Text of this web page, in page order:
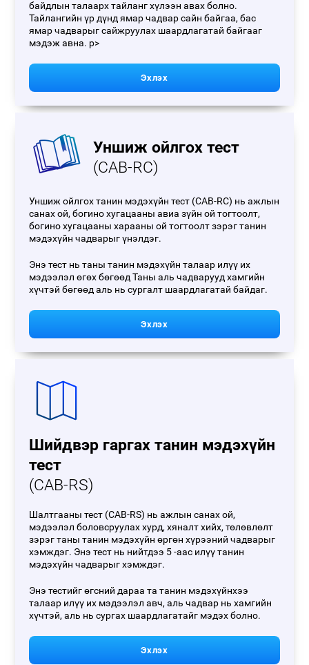
байдлын талаарх тайланг хүлээн авах болно.
Тайлангийн үр дүнд ямар чадвар сайн байгаа, бас
ямар чадварыг сайжруулах шаардлагатай байгааг
мэдэж авна. p>
Эхлэх
Уншиж ойлгох тест
(CAB-RC)
Уншиж ойлгох танин мэдэхүйн тест (CAB-RC) нь ажлын
санах ой, богино хугацааны авиа зүйн ой тогтоолт,
богино хугацааны харааны ой тогтоолт зэрэг танин
мэдэхүйн чадварыг үнэлдэг.
Энэ тест нь таны танин мэдэхүйн талаар илүү их
мэдээлэл өгөх бөгөөд Таны аль чадварууд хамгийн
хүчтэй бөгөөд аль нь сургалт шаардлагатай байдаг.
Эхлэх
Шийдвэр гаргах танин мэдэхүйн
тест
(CAB-RS)
Шалтгааны тест (CAB-RS) нь ажлын санах ой,
мэдээлэл боловсруулах хурд, хяналт хийх, төлөвлөлт
зэрэг таны танин мэдэхүйн өргөн хүрээний чадварыг
хэмждэг. Энэ тест нь нийтдээ 5 -аас илүү танин
мэдэхүйн чадварыг хэмждэг.
Энэ тестийг өгсний дараа та танин мэдэхүйнхээ
талаар илүү их мэдээлэл авч, аль чадвар нь хамгийн
хүчтэй, аль нь сургах шаардлагатайг мэдэх болно.
Эхлэх